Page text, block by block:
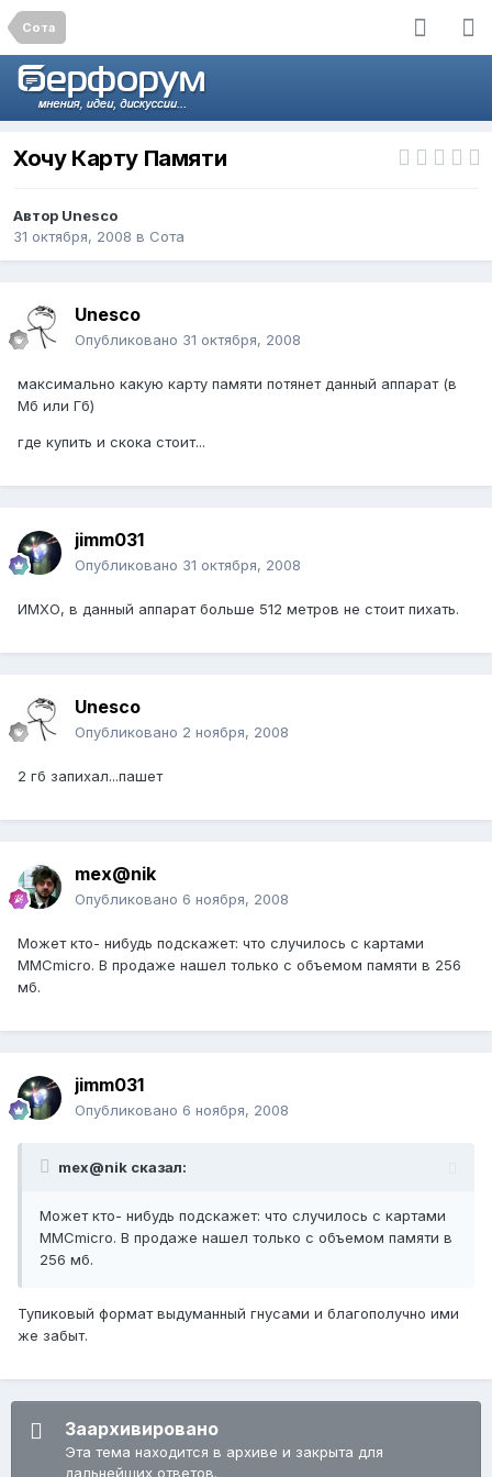
Сота
Хочу Карту Памяти
Автор Unesco
31 октября, 2008 в Сота
Unesco
Опубликовано 31 октября, 2008
максимально какую карту памяти потянет данный аппарат (в
Мб или Гб)
где купить и скока стоит...
jimm031
Опубликовано 31 октября, 2008
ИМХО, в данный аппарат больше 512 метров не стоит пихать.
Unesco
Опубликовано 2 ноября, 2008
2 гб запихал...пашет
mex@nik
Опубликовано 6 ноября, 2008
Может кто- нибудь подскажет: что случилось с картами
MMCmicro. В продаже нашел только с объемом памяти в 256
мб.
jimm031
Опубликовано 6 ноября, 2008
mex@nik сказал:
Может кто- нибудь подскажет: что случилось с картами
MMCmicro. В продаже нашел только с объемом памяти в
256 мб.
Тупиковый формат выдуманный гнусами и благополучно ими
же забыт.
Заархивировано
Эта тема находится в архиве и закрыта для
дальнейших ответов.